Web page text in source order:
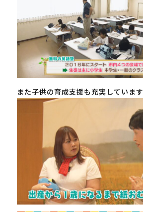
また子供の育成支援も充実しています